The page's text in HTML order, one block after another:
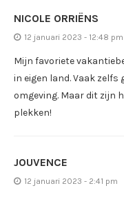
NICOLE ORRIËNS
12 januari 2023 - 12:48 pm
Mijn favoriete
in eigen land. Vaak zelfs
omgeving. Maar dit zijn
plekken!
JOUVENCE
12 januari 2023 - 2:41 pm